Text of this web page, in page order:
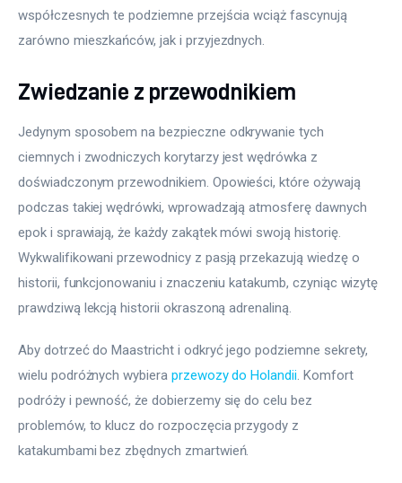
współczesnych te podziemne przejścia wciąż fascynują
zarówno mieszkańców, jak i przyjezdnych.
Zwiedzanie z przewodnikiem
Jedynym sposobem na bezpieczne odkrywanie tych
ciemnych i zwodniczych korytarzy jest wędrówka z
doświadczonym przewodnikiem. Opowieści, które ożywają
podczas takiej wędrówki, wprowadzają atmosferę dawnych
epok i sprawiają, że każdy zakątek mówi swoją historię.
Wykwalifikowani przewodnicy z pasją przekazują wiedzę o
historii, funkcjonowaniu i znaczeniu katakumb, czyniąc wizytę
prawdziwą lekcją historii okraszoną adrenaliną.
Aby dotrzeć do Maastricht i odkryć jego podziemne sekrety,
wielu podróżnych wybiera przewozy do Holandii. Komfort
podróży i pewność, że dobierzemy się do celu bez
problemów, to klucz do rozpoczęcia przygody z
katakumbami bez zbędnych zmartwień.